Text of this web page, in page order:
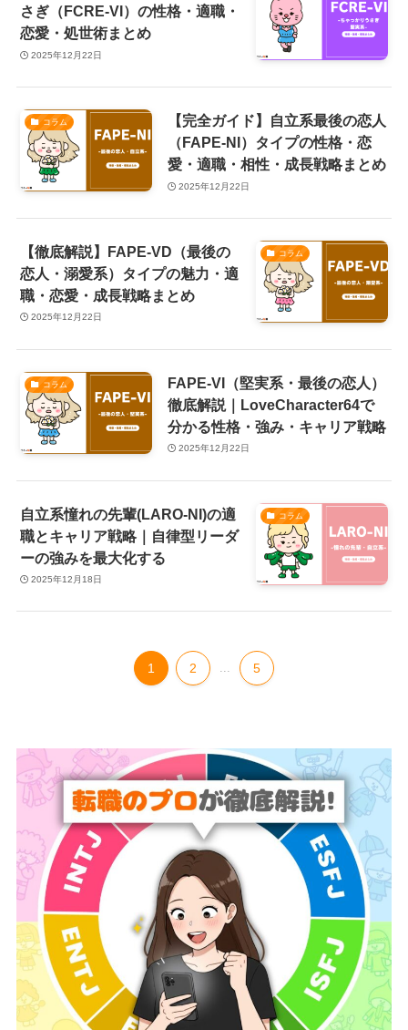
さぎ（FCRE-VI）の性格・適職・
恋愛・処世術まとめ
2025年12月22日
コラム
【完全ガイド】自立系最後の恋人
（FAPE-NI）タイプの性格・恋
愛・適職・相性・成長戦略まとめ
2025年12月22日
コラム
【徹底解説】FAPE-VD（最後の
恋人・溺愛系）タイプの魅力・適
職・恋愛・成長戦略まとめ
2025年12月22日
コラム
FAPE-VI（堅実系・最後の恋人）
徹底解説｜LoveCharacter64で
分かる性格・強み・キャリア戦略
2025年12月22日
コラム
自立系憧れの先輩(LARO-NI)の適
職とキャリア戦略｜自律型リーダ
ーの強みを最大化する
2025年12月18日
1 2 ... 5